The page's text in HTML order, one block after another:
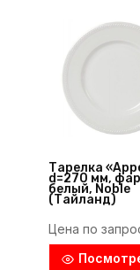
Тарелка
d=270 мм,
белый, Noble
(Тайланд)
Цена по